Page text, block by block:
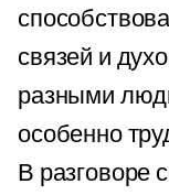
связей и
разными
особенно
В разговоре